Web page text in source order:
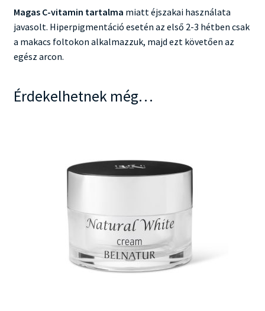
Magas C-vitamin tartalma miatt éjszakai használata
javasolt. Hiperpigmentáció esetén az első 2-3 hétben csak
a makacs foltokon alkalmazzuk, majd ezt követően az
egész arcon.
Érdekelhetnek még…